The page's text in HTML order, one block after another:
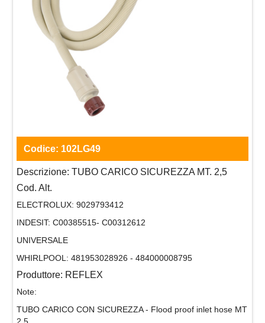
Codice: 102LG49
Descrizione: TUBO CARICO SICUREZZA MT. 2,5
Cod. Alt.
ELECTROLUX: 9029793412
INDESIT: C00385515- C00312612
UNIVERSALE
WHIRLPOOL: 481953028926 - 484000008795
Produttore: REFLEX
Note:
TUBO CARICO CON SICUREZZA - Flood proof inlet hose MT